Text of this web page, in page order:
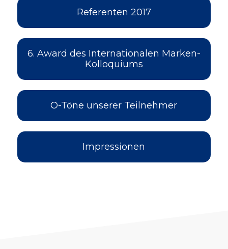
Referenten 2017
6. Award des Internationalen Marken-
Kolloquiums
O-Töne unserer Teilnehmer
Impressionen